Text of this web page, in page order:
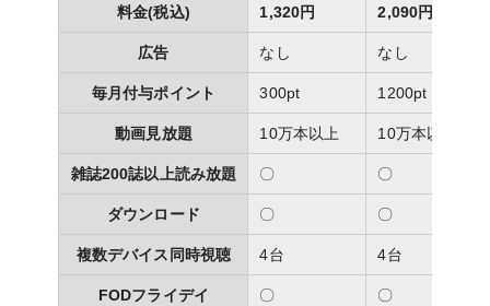
料金(税込) 1,320円 2,090円
広告 なし なし
毎月付与ポイント 300pt 1200pt
動画見放題 10万本以上 10万本以上
雑誌200誌以上読み放題 〇 〇
ダウンロード 〇 〇
複数デバイス同時視聴 4台 4台
FODフライデイ 〇 〇